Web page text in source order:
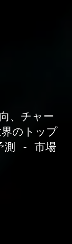
、チャー
界のトップ
測 - 市場